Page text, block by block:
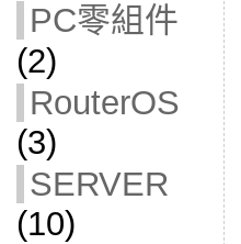
PC零組件
(2)
RouterOS
(3)
SERVER
(10)